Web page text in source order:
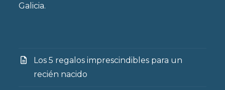
Galicia.
Los 5 regalos imprescindibles para un
recién nacido